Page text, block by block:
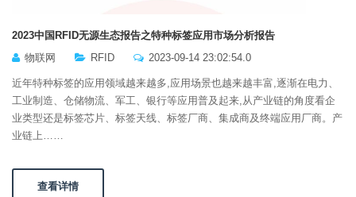
2023中国RFID无源生态报告之特种标签应用市场分析报告
物联网
RFID 2023-09-14 23:02:54.0
近年特种标签的应用领域越来越多,应用场景也越来越丰富,逐渐在电力、
工业制造、仓储物流、军工、银行等应用普及起来,从产业链的角度看企
业类型还是标签芯片、标签天线、标签厂商、集成商及终端应用厂商。产
业链上……
查看详情